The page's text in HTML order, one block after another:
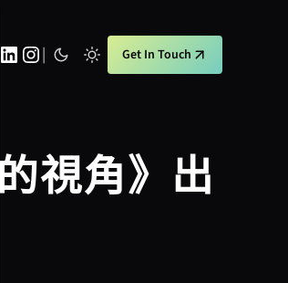
LinkedIn Instagram | Get In Touch
視角》出